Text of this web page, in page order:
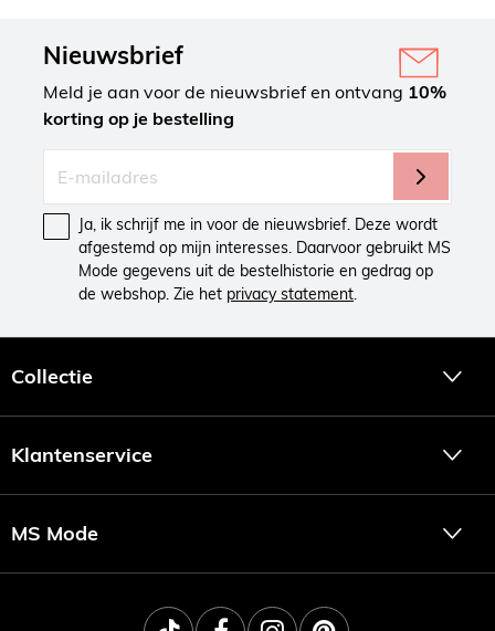
Nieuwsbrief
Meld je aan voor de nieuwsbrief en ontvang 10%
korting op je bestelling
Ja, ik schrijf me in voor de nieuwsbrief. Deze wordt
afgestemd op mijn interesses. Daarvoor gebruikt MS
Mode gegevens uit de bestelhistorie en gedrag op
de webshop. Zie het privacy statement.
Collectie
Klantenservice
MS Mode